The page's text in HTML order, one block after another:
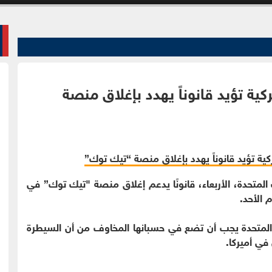
تؤيد قانوناً يهدد بإغلاق منصة
المتحدة، الأربعاء، قانونًا يدعم إغلاق منصة "تيك توك” في
الأحد.
المتحدة يجب أن تضع في حسبانها المخاوف من أن السيطرة
أميركا.